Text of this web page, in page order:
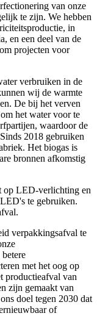
van onze
te zijn. We hebben
in
en een deel van de
projecten voor
verbruiken in de
wij de warmte
De bij het verven
het water voor te
waardoor de
2018 gebruiken
Het biogas is
bronnen afkomstig
op LED-verlichting en
te gebruiken.
verpakkingsafval te
met het oog op
productieafval van
zijn gemaakt van
doel tegen 2030 dat
of